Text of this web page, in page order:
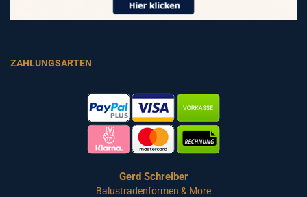
ZAHLUNGSARTEN
Gerd Schreiber
Balustradenformen & More